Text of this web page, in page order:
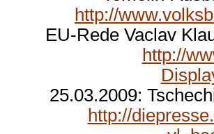
http://
EU-Rede Vaclav
http://
25.03.2009:
http://